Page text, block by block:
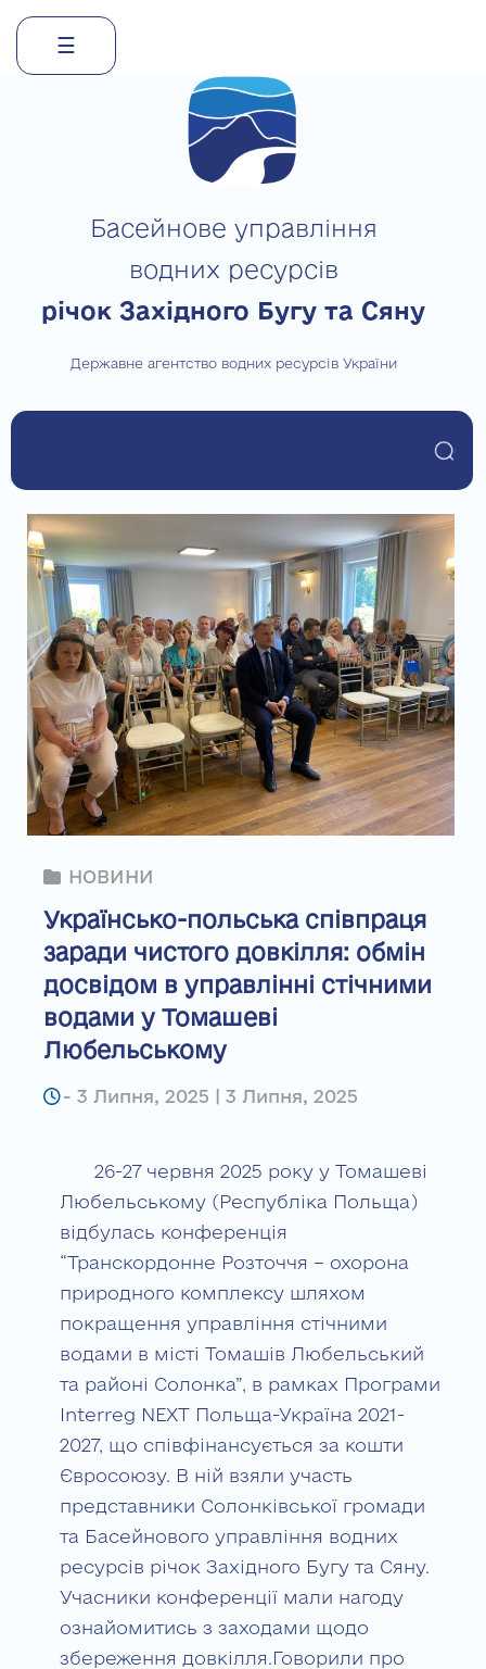
☰
Басейнове управління
водних ресурсів
річок Західного Бугу та Сяну
Державне агентство водних ресурсів України
НОВИНИ
Українсько-польська співпраця
заради чистого довкілля: обмін
досвідом в управлінні стічними
водами у Томашеві
Любельському
- 3 Липня, 2025 | 3 Липня, 2025
26-27 червня 2025 року у Томашеві
Любельському (Республіка Польща)
відбулась конференція
“Транскордонне Розточчя – охорона
природного комплексу шляхом
покращення управління стічними
водами в місті Томашів Любельський
та районі Солонка”, в рамках Програми
Interreg NEXT Польща-Україна 2021-
2027, що співфінансується за кошти
Євросоюзу. В ній взяли участь
представники Солонківської громади
та Басейнового управління водних
ресурсів річок Західного Бугу та Сяну.
Учасники конференції мали нагоду
ознайомитись з заходами щодо
збереження довкілля.Говорили про